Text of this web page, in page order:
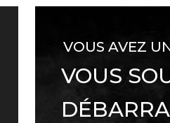
VOUS AVEZ
VOUS